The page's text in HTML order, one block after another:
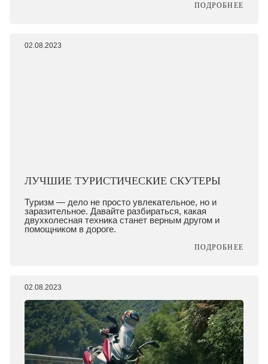
ПОДРОБНЕЕ
02.08.2023
ЛУЧШИЕ ТУРИСТИЧЕСКИЕ СКУТЕРЫ
Туризм — дело не просто увлекательное, но и
заразительное. Давайте разбираться, какая
двухколесная техника станет верным другом и
помощником в дороге.
ПОДРОБНЕЕ
02.08.2023